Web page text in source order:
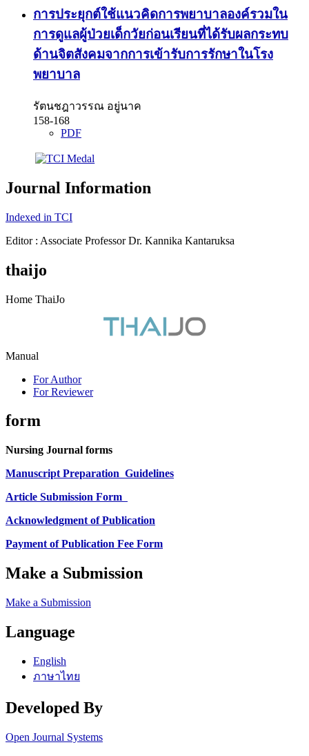
การประยุกต์ใช้แนวคิดการพยาบาลองค์รวมใน
การดูแลผู้ป่วยเด็กวัยก่อนเรียนที่ได้รับผลกระทบ
ด้านจิตสังคมจากการเข้ารับการรักษาในโรง
พยาบาล
รัตนชฎาวรรณ อยู่นาค
158-168
PDF
Journal Information
Indexed in TCI
Editor : Associate Professor Dr. Kannika Kantaruksa
thaijo
Home ThaiJo
Manual
For Author
For Reviewer
form
Nursing Journal forms
Manuscript Preparation Guidelines
Article Submission Form
Acknowledgment of Publication
Payment of Publication Fee Form
Make a Submission
Make a Submission
Language
English
ภาษาไทย
Developed By
Open Journal Systems